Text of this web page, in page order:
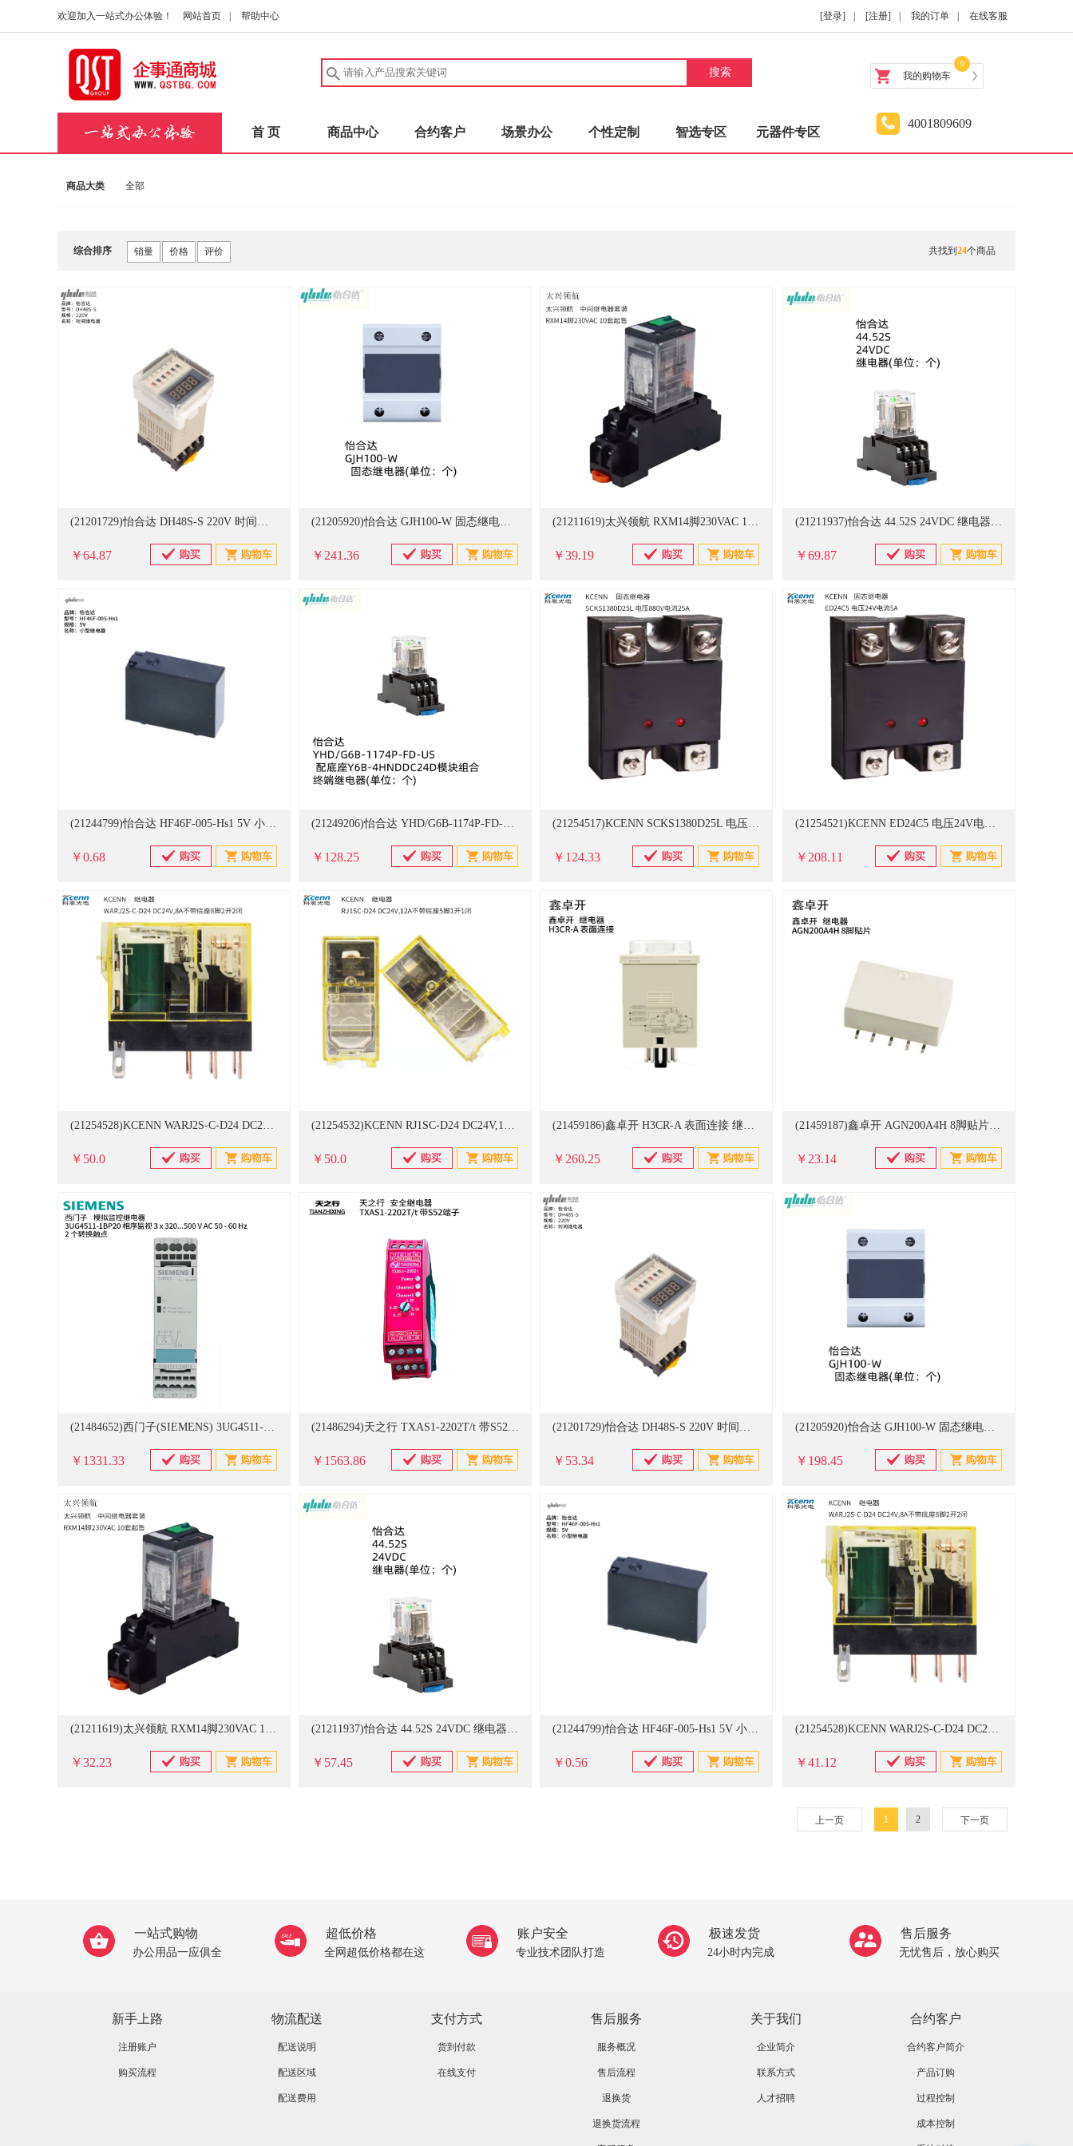
欢迎加入一站式办公体验！ 网站首页 帮助中心 [登录] [注册] 我的订单 在线客服
搜索 我的购物车
0
首 页 商品中心 合约客户 场景办公 个性定制 智选专区 元器件专区
4001809609
商品大类 全部
综合排序 销量 价格 评价 共找到 24个商品
(21201729)怡合达 DH48S-S 220V 时间继电器(单位：个)
￥64.87
(21205920)怡合达 GJH100-W 固态继电器(单位：个)
￥241.36
(21211619)太兴领航 RXM14脚230VAC 10套起售 中间继电器套装(单位：套)
￥39.19
(21211937)怡合达 44.52S 24VDC 继电器(单位：个)
￥69.87
(21244799)怡合达 HF46F-005-Hs1 5V 小型继电器(单位：个)
￥0.68
(21249206)怡合达 YHD/G6B-1174P-FD-US 配底座G6B-4BNDDC24V模块组合 终端继电器(单位：个)
￥128.25
(21254517)KCENN SCKS1380D25L 电压880V电流25A 固态继电器(单位：个)
￥124.33
(21254521)KCENN ED24C5 电压24V电流5A 固态继电器(单位：个)
￥208.11
(21254528)KCENN WARJ2S-C-D24 DC24V,8A不带底座8脚2开2闭 继电器(单位：个)
￥50.0
(21254532)KCENN RJ1SC-D24 DC24V,12A不带底座5脚1开1闭 继电器(单位：个)
￥50.0
(21459186)鑫卓开 H3CR-A 表面连接 继电器(单位：个)
￥260.25
(21459187)鑫卓开 AGN200A4H 8脚贴片 继电器(单位：个)
￥23.14
(21484652)西门子(SIEMENS) 3UG4511-1BP20 相序监视 3 x 320...500 V AC 50 - 60 Hz 2 个转换触点 模拟监控继电器(单位：个)
￥1331.33
(21486294)天之行 TXAS1-2202T/t 带S52端子 安全继电器(单位：个)
￥1563.86
(21201729)怡合达 DH48S-S 220V 时间继电器(单位：个)
￥53.34
(21205920)怡合达 GJH100-W 固态继电器(单位：个)
￥198.45
(21211619)太兴领航 RXM14脚230VAC 10套起售 中间继电器套装(单位：套)
￥32.23
(21211937)怡合达 44.52S 24VDC 继电器(单位：个)
￥57.45
(21244799)怡合达 HF46F-005-Hs1 5V 小型继电器(单位：个)
￥0.56
(21254528)KCENN WARJ2S-C-D24 DC24V,8A不带底座8脚2开2闭 继电器(单位：个)
￥41.12
上一页 1 2 下一页
一站式购物
办公用品一应俱全
超低价格
全网超低价格都在这
账户安全
专业技术团队打造
极速发货
24小时内完成
售后服务
无忧售后，放心购买
新手上路
注册账户
购买流程
物流配送
配送说明
配送区域
配送费用
支付方式
货到付款
在线支付
售后服务
服务概况
售后流程
退换货
退换货流程
关于我们
企业简介
联系方式
人才招聘
合约客户
合约客户简介
产品订购
过程控制
成本控制